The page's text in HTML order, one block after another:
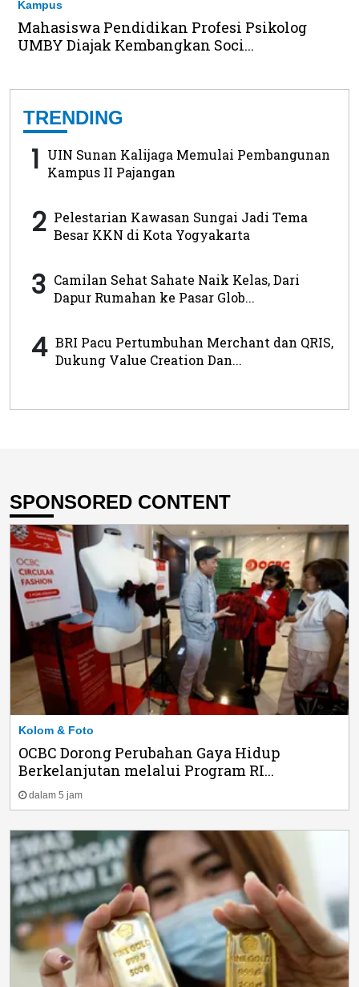
Kampus
Mahasiswa Pendidikan Profesi Psikolog
UMBY Diajak Kembangkan Soci...
TRENDING
1 UIN Sunan Kalijaga Memulai Pembangunan
Kampus II Pajangan
2 Pelestarian Kawasan Sungai Jadi Tema
Besar KKN di Kota Yogyakarta
3 Camilan Sehat Sahate Naik Kelas, Dari
Dapur Rumahan ke Pasar Glob...
4 BRI Pacu Pertumbuhan Merchant dan QRIS,
Dukung Value Creation Dan...
SPONSORED CONTENT
Kolom & Foto
OCBC Dorong Perubahan Gaya Hidup
Berkelanjutan melalui Program RI...
dalam 5 jam